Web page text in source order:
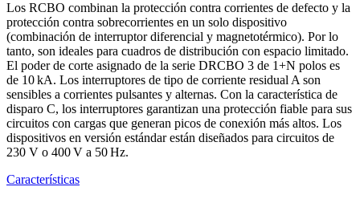
Los RCBO combinan la protección contra corrientes de defecto y la
protección contra sobrecorrientes en un solo dispositivo
(combinación de interruptor diferencial y magnetotérmico). Por lo
tanto, son ideales para cuadros de distribución con espacio limitado.
El poder de corte asignado de la serie DRCBO 3 de 1+N polos es
de 10 kA. Los interruptores de tipo de corriente residual A son
sensibles a corrientes pulsantes y alternas. Con la característica de
disparo C, los interruptores garantizan una protección fiable para sus
circuitos con cargas que generan picos de conexión más altos. Los
dispositivos en versión estándar están diseñados para circuitos de
230 V o 400 V a 50 Hz.
Características